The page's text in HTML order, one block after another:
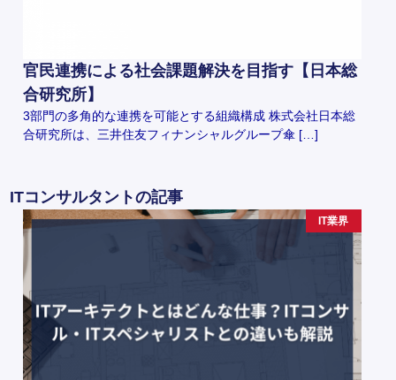
官民連携による社会課題解決を目指す【日本総
合研究所】
3部門の多角的な連携を可能とする組織構成 株式会社日本総
合研究所は、三井住友フィナンシャルグループ傘 […]
ITコンサルタントの記事
IT業界